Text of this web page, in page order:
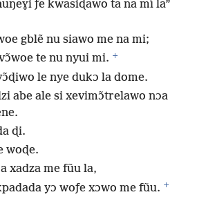
ƒe kwasiɖawo ta na mí la”
gblẽ nu siawo me na mi;
te nu nyui mi. +
le nye dukɔ la dome.
abe ale si xevimɔ̃trelawo nɔa
ɖi.
woɖe.
xadza me fũu la,
yɔ woƒe xɔwo me fũu. +